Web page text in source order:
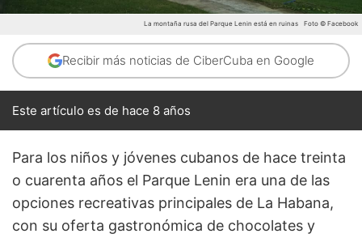
La montaña rusa del Parque Lenin está en ruinas Foto © Facebook
Recibir más noticias de CiberCuba en Google
Este artículo es de hace 8 años
Para los niños y jóvenes cubanos de hace treinta
o cuarenta años el Parque Lenin era una de las
opciones recreativas principales de La Habana,
con su oferta gastronómica de chocolates y